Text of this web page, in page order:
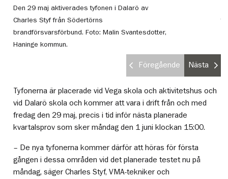
Den 29 maj aktiverades tyfonen i Dalarö av
Charles Styf från Södertörns
brandförsvarsförbund.Foto: Malin Svantesdotter,
Haninge kommun.
Föregående Nästa
Tyfonerna är placerade vid Vega skola och aktivitetshus och
vid Dalarö skola och kommer att vara i drift från och med
fredag den 29 maj, precis i tid inför nästa planerade
kvartalsprov som sker måndag den 1 juni klockan 15:00.
– De nya tyfonerna kommer därför att höras för första
gången i dessa områden vid det planerade testet nu på
måndag, säger Charles Styf, VMA-tekniker och